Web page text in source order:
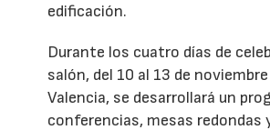
edificación.
Durante los cuatro días de
salón, del 10 al 13 de
Valencia, se desarrollará un
conferencias, mesas redondas